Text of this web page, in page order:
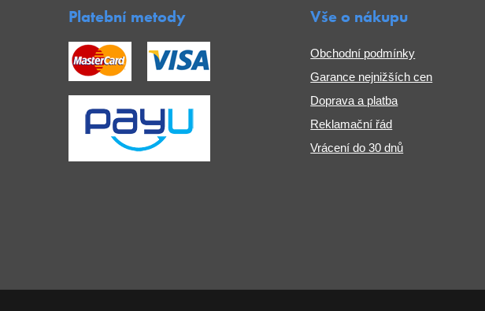
Platební metody Vše o nákupu
Obchodní podmínky
Garance nejnižších cen
Doprava a platba
Reklamační řád
Vrácení do 30 dnů